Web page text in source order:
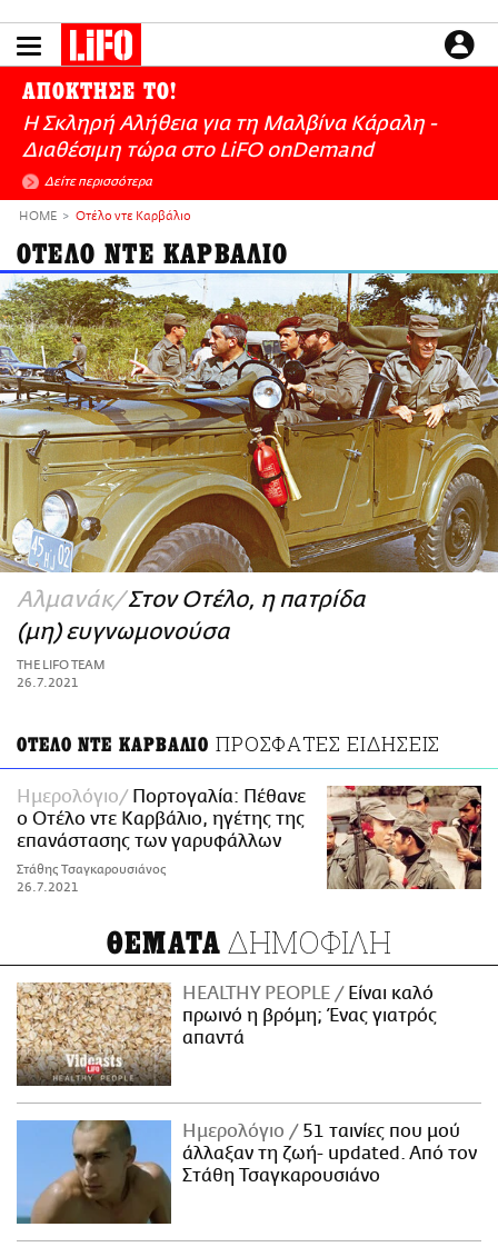
το
LIFO SHOP
NEWSLETTER
ΜΙΚΡΟΠΡΑΓΜΑΤΑ
THE GOOD LIFO
LIFOLAND
CITY GUIDE
ΑΜΠΑ
PRINT
ΕΙΔΗΣΕΙΣ
CULTURE
ΑΠΟΨΕΙΣ
ΤΡΟΠΟΣ ΖΩΗΣ
PODCASTS
Plus
ΑΠΟΚΤΗΣΕ ΤΟ!
Η Σκληρή Αλήθεια για τη Μαλβίνα Κάραλη -
Διαθέσιμη τώρα στo LiFO onDemand
Δείτε περισσότερα
HOME Οτέλο ντε Καρβάλιο
ΟΤΕΛΟ ΝΤΕ ΚΑΡΒΑΛΙΟ
Αλμανάκ Στον Οτέλο, η πατρίδα
(μη) ευγνωμονούσα
THE LIFO TEAM
26.7.2021
ΟΤΕΛΟ ΝΤΕ ΚΑΡΒΑΛΙΟ ΠΡΟΣΦΑΤΕΣ ΕΙΔΗΣΕΙΣ
Ημερολόγιο
Πορτογαλία: Πέθανε
ο Οτέλο ντε Καρβάλιο, ηγέτης της
επανάστασης των γαρυφάλλων
Στάθης Τσαγκαρουσιάνος
26.7.2021
ΘΕΜΑΤΑ ΔΗΜΟΦΙΛΗ
HEALTHY PEOPLE
Είναι καλό
πρωινό η βρόμη; Ένας γιατρός
απαντά
Ημερολόγιο
51 ταινίες που μού
άλλαξαν τη ζωή- updated. Aπό τον
Στάθη Τσαγκαρουσιάνο